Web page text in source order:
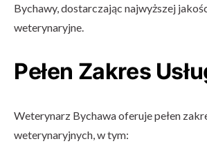
Bychawy, dostarczając najwyższej
weterynaryjne.
Pełen Zakres
Weterynarz Bychawa oferuje pełen
weterynaryjnych, w tym: